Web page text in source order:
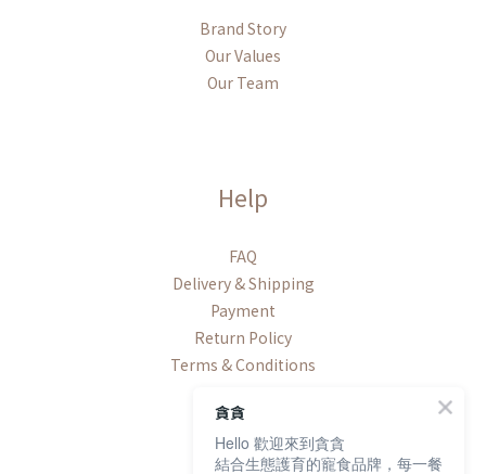
Brand Story
Our Values
Our Team
Help
FAQ
Delivery & Shipping
Payment
Return Policy
Terms & Conditions
貪貪
Hello 歡迎來到貪貪
結合生態護育的寵食品牌，每一餐